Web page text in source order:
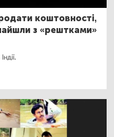
коштовності,
з «рештками»